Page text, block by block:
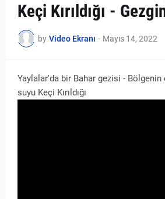
Keçi Kırıldığı -
by Video Ekranı - Mayıs 14, 2022
Yaylalar'da bir Bahar gezisi -
suyu Keçi Kırıldığı